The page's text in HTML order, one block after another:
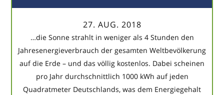
27. AUG. 2018
…die Sonne strahlt in weniger als 4 Stunden den
Jahresenergieverbrauch der gesamten Weltbevölkerung
auf die Erde – und das völlig kostenlos. Dabei scheinen
pro Jahr durchschnittlich 1000 kWh auf jeden
Quadratmeter Deutschlands, was dem Energiegehalt